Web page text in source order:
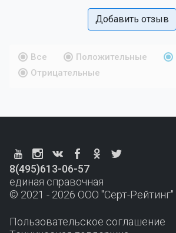
Добавить отзыв
Все Положительные
Отрицательные
8(495)613-06-57
единая справочная
© 2021 - 2026 ООО "Серт-Рейтинг"
Пользовательское соглашение